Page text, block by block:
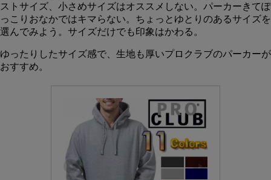
ストサイズ、小さめサイズはオススメしない。パーカーきてぽ
っこりおなかではキマらない。ちょっとゆとりのあるサイズを
選んでみよう。サイズだけでも印象はかわる。
ゆったりしたサイズ感で、生地も厚いプロクラブのパーカーが
おすすめ。